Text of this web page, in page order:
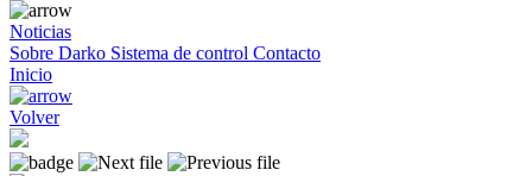
Noticias
Sobre Darko Sistema de control Contacto
Inicio
Volver